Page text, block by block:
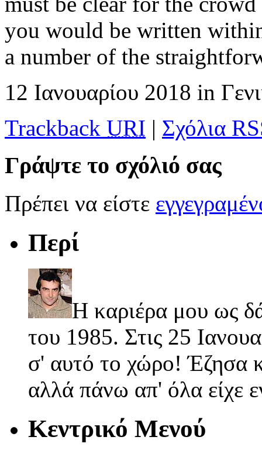
you would be written
a number of the
12 Ιανουαρίου 2018 in
Trackback URI | Σχόλια
Γράψτε το σχόλιό σας
Πρέπει να είστε
Περί
Η καριέρα μου ως
του 1985. Στις 25
σ' αυτό το χώρο! Έζησα
αλλά πάνω απ' όλα είχε
Κεντρικό Μενού